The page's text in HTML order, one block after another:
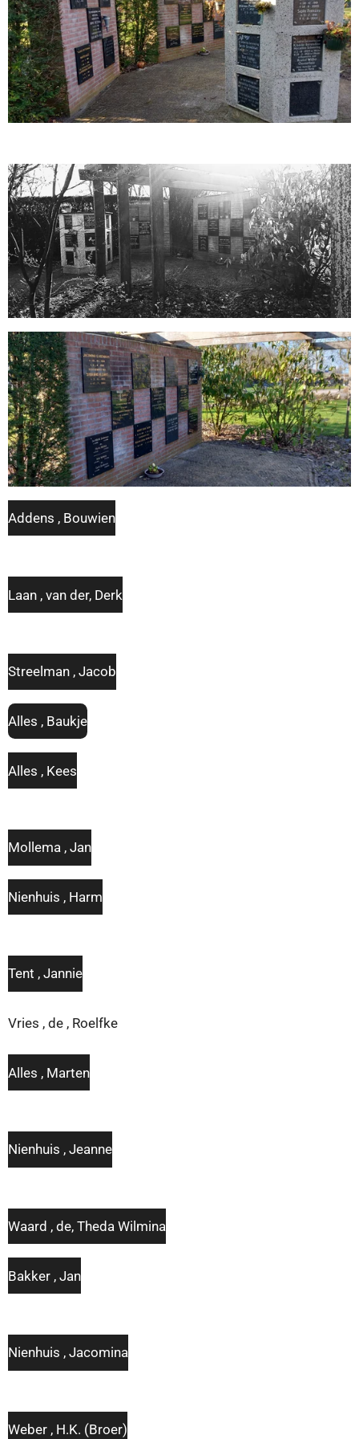
Addens , Bouwien
Laan , van der, Derk
Streelman , Jacob
Alles , Baukje
Alles , Kees
Mollema , Jan
Nienhuis , Harm
Tent , Jannie
Vries , de , Roelfke
Alles , Marten
Nienhuis , Jeanne
Waard , de, Theda Wilmina
Bakker , Jan
Nienhuis , Jacomina
Weber , H.K. (Broer)